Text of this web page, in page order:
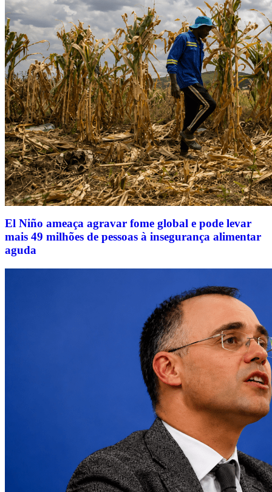
El Niño ameaça agravar fome global e pode levar
mais 49 milhões de pessoas à insegurança alimentar
aguda